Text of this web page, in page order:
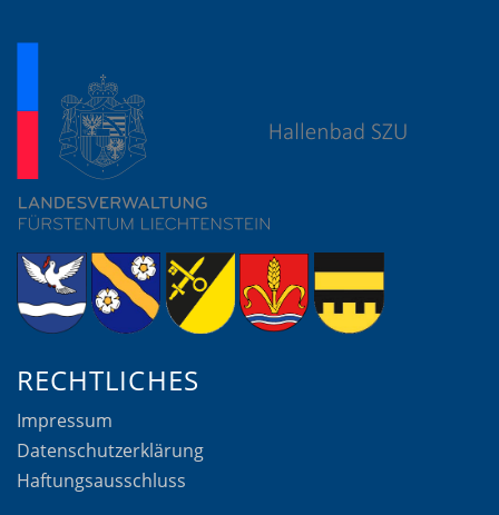
RECHTLICHES
Impressum
Datenschutzerklärung
Haftungsausschluss